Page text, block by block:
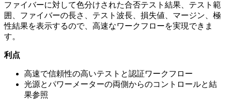
ファイバーに対して色分けされた合否テスト結果、テスト範
囲、ファイバーの長さ、テスト波長、損失値、マージン、極
性結果を表示するので、高速なワークフローを実現できま
す。
利点
高速で信頼性の高いテストと認証ワークフロー
光源とパワーメーターの両側からのコントロールと結
果参照